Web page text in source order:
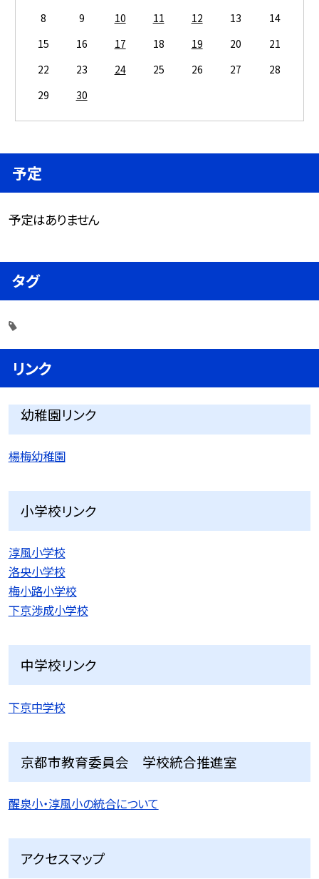
8
9 10 11 12 13
14
15
16 17 18 19 20
21
22
23 24 25 26 27
28
29
30
予定
予定はありません
タグ
リンク
幼稚園リンク
楊梅幼稚園
小学校リンク
淳風小学校
洛央小学校
梅小路小学校
下京渉成小学校
中学校リンク
下京中学校
京都市教育委員会 学校統合推進室
醒泉小・淳風小の統合について
アクセスマップ